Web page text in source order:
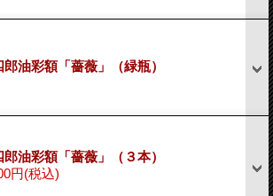
郎油彩額「薔薇」（緑瓶）
郎油彩額「薔薇」（３本）
円(税込)